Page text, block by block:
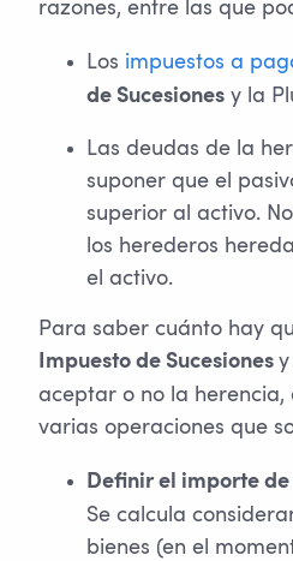
razones, entre las que
Los impuestos a
de Sucesiones y la
Las deudas de la
suponer que el
superior al activo.
los herederos
el activo.
Para saber cuánto hay
Impuesto de Sucesiones
aceptar o no la herencia,
varias operaciones que
Definir el importe
Se calcula
bienes (en el